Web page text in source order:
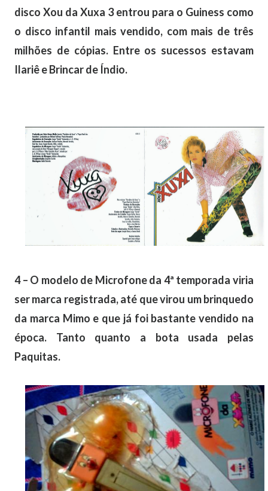
disco Xou da Xuxa 3 entrou para o Guiness como
o disco infantil mais vendido, com mais de três
milhões de cópias. Entre os sucessos estavam
Ilariê e Brincar de Índio.
4 – O modelo de Microfone da 4ª temporada viria
ser marca registrada, até que virou um brinquedo
da marca Mimo e que já foi bastante vendido na
época. Tanto quanto a bota usada pelas
Paquitas.